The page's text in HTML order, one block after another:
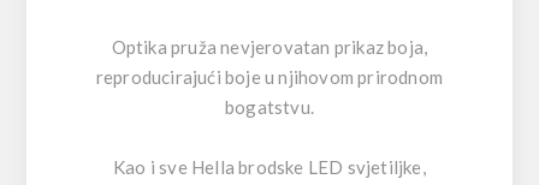
Optika pruža nevjerovatan prikaz boja,
reproducirajući boje u njihovom prirodnom
bogatstvu.
Kao i sve Hella brodske LED svjetiljke,